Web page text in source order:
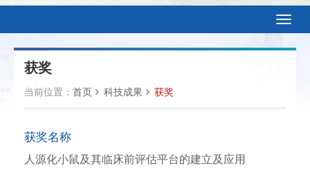
获奖
当前位置： 首页 科技成果 获奖
获奖名称
人源化小鼠及其临床前评估平台的建立及应用